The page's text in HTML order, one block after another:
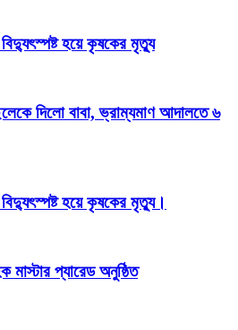
হয়ে কৃষকের মৃত্যু
দিলো বাবা, ভ্রাম্যমাণ আদালতে ৬
হয়ে কৃষকের মৃত্যু।
মাস্টার প্যারেড অনুষ্ঠিত